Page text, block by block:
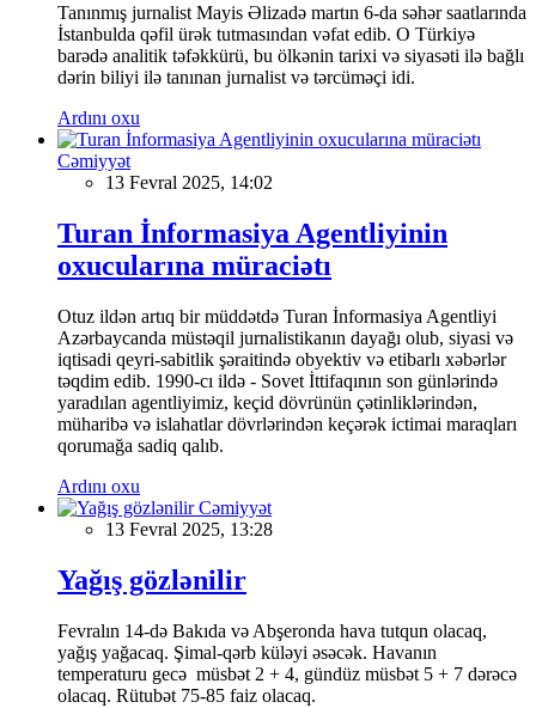
Tanınmış jurnalist Mayis Əlizadə martın 6-da səhər saatlarında
İstanbulda qəfil ürək tutmasından vəfat edib. O Türkiyə
barədə analitik təfəkkürü, bu ölkənin tarixi və siyasəti ilə bağlı
dərin biliyi ilə tanınan jurnalist və tərcüməçi idi.
Ardını oxu
Cəmiyyət
13 Fevral 2025, 14:02
Turan İnformasiya Agentliyinin
oxucularına müraciətı
Otuz ildən artıq bir müddətdə Turan İnformasiya Agentliyi
Azərbaycanda müstəqil jurnalistikanın dayağı olub, siyasi və
iqtisadi qeyri-sabitlik şəraitində obyektiv və etibarlı xəbərlər
təqdim edib. 1990-cı ildə - Sovet İttifaqının son günlərində
yaradılan agentliyimiz, keçid dövrünün çətinliklərindən,
müharibə və islahatlar dövrlərindən keçərək ictimai maraqları
qorumağa sadiq qalıb.
Ardını oxu
Cəmiyyət
13 Fevral 2025, 13:28
Yağış gözlənilir
Fevralın 14-də Bakıda və Abşeronda hava tutqun olacaq,
yağış yağacaq. Şimal-qərb küləyi əsəcək. Havanın
temperaturu gecə müsbət 2 + 4, gündüz müsbət 5 + 7 dərəcə
olacaq. Rütubət 75-85 faiz olacaq.